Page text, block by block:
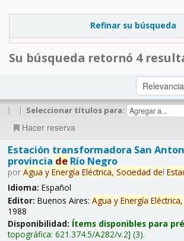
Refinar su búsqueda
Su búsqueda retornó 4
| | Seleccionar títulos para:
Hacer reserva
Estación transformadora San
provincia deRío Negro
por Agua y Energía Eléctrica, Sociedad del
Idioma: Español
Editor: Buenos Aires: Agua y Energía Eléctrica,
1988
Disponibilidad: Ítems disponibles para
topográfica: 621.374.5/A282/v.2 (3).